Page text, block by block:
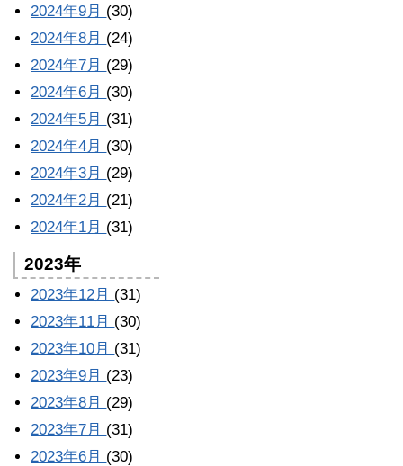
2024年9月 (30)
2024年8月 (24)
2024年7月 (29)
2024年6月 (30)
2024年5月 (31)
2024年4月 (30)
2024年3月 (29)
2024年2月 (21)
2024年1月 (31)
2023年
2023年12月 (31)
2023年11月 (30)
2023年10月 (31)
2023年9月 (23)
2023年8月 (29)
2023年7月 (31)
2023年6月 (30)